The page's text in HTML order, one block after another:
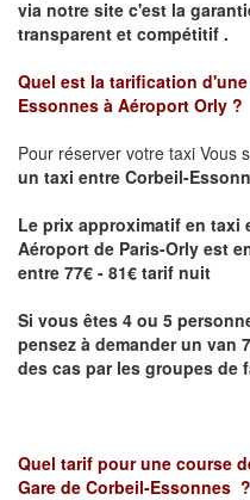
via notre site c'est la
transparent et compétitif .
Quel est la tarification
Essonnes à Aéroport Orly ?
Pour réserver votre taxi Vous
un taxi entre Corbeil-
Le prix approximatif en taxi
Aéroport de Paris-Orly est
entre 77€ - 81€ tarif nuit
Si vous êtes 4 ou 5
pensez à demander un van
des cas par les groupes de
Quel tarif pour une course
Gare de Corbeil-Essonnes ?